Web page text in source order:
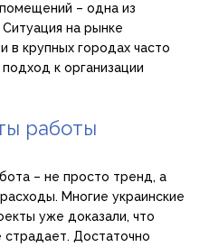
– одна из
на рынке
в крупных городах часто
к организации
работы
– не просто тренд, а
Многие украинские
уже доказали, что
страдает. Достаточно